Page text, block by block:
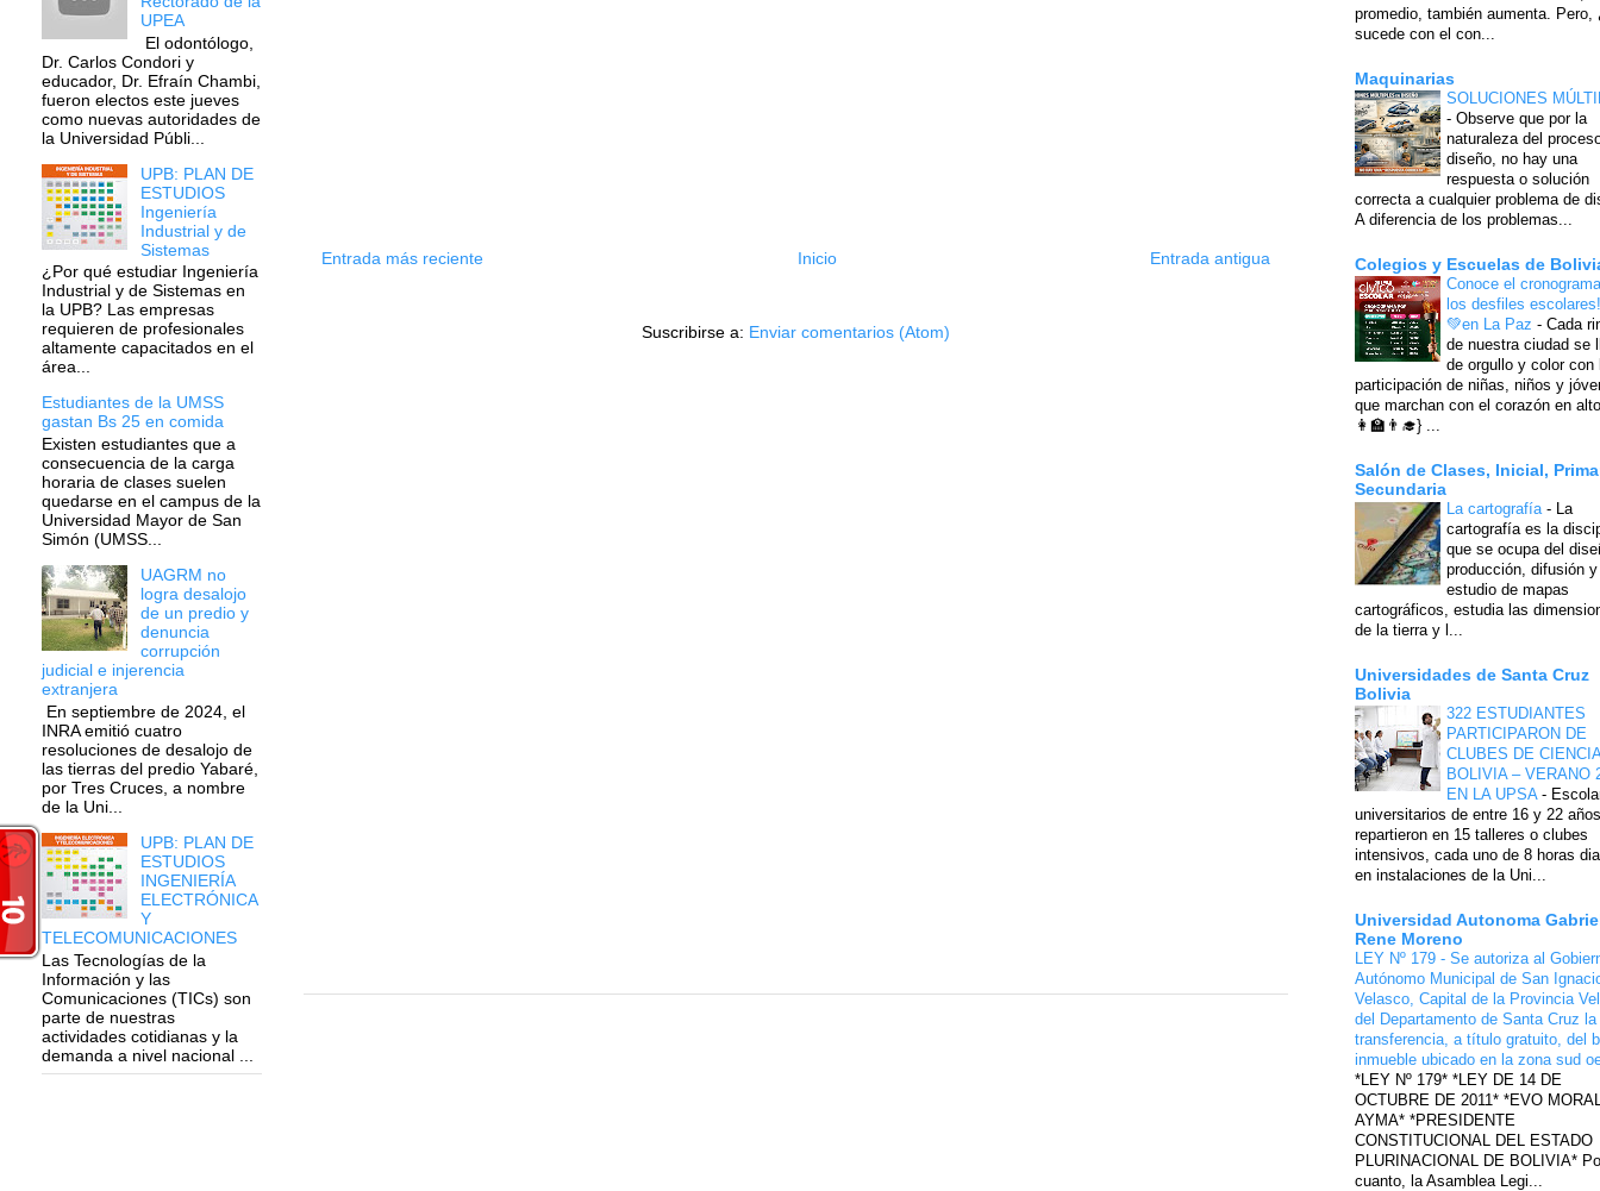
Entrada más reciente Entrada antigua
Inicio
Suscribirse a: Enviar comentarios (Atom)
UPEA
El odontólogo,
Dr. Carlos Condori y
educador, Dr. Efraín Chambi,
fueron electos este jueves
como nuevas autoridades de
la Universidad Públi...
UPB: PLAN DE
ESTUDIOS
Ingeniería
Industrial y de
Sistemas
¿Por qué estudiar Ingeniería
Industrial y de Sistemas en
la UPB? Las empresas
requieren de profesionales
altamente capacitados en el
área...
Estudiantes de la UMSS
gastan Bs 25 en comida
Existen estudiantes que a
consecuencia de la carga
horaria de clases suelen
quedarse en el campus de la
Universidad Mayor de San
Simón (UMSS...
UAGRM no
logra desalojo
de un predio y
denuncia
corrupción
judicial e injerencia
extranjera
En septiembre de 2024, el
INRA emitió cuatro
resoluciones de desalojo de
las tierras del predio Yabaré,
por Tres Cruces, a nombre
de la Uni...
UPB: PLAN DE
ESTUDIOS
INGENIERÍA
ELECTRÓNICA
Y
TELECOMUNICACIONES
Las Tecnologías de la
Información y las
Comunicaciones (TICs) son
parte de nuestras
actividades cotidianas y la
demanda a nivel nacional ...
promedio, también aumenta. Pero,
sucede con el con...
Maquinarias
SOLUCIONES
- Observe que por la
naturaleza del
diseño, no hay una
respuesta o solución
correcta a cualquier problema de
A diferencia de los problemas...
Colegios y Escuelas de
Conoce el
los desfiles
💚en La Paz - Cada
de nuestra ciudad se
de orgullo y color con
participación de niñas, niños y
que marchan con el corazón en
👩‍🏫👨‍🎓} ...
Salón de Clases, Inicial,
Secundaria
La cartografía -
La
cartografía es la
que se ocupa del
producción, difusión y
estudio de mapas
cartográficos, estudia las
de la tierra y l...
Universidades de Santa Cruz
Bolivia
322 ESTUDIANTES
PARTICIPARON DE
CLUBES DE CIENCIA
BOLIVIA – VERANO
EN LA UPSA -
universitarios de entre 16 y 22
repartieron en 15 talleres o clubes
intensivos, cada uno de 8 horas
en instalaciones de la Uni...
Universidad Autonoma
Rene Moreno
LEY Nº 179 - Se autoriza al
Autónomo Municipal de San
Velasco, Capital de la Provincia
del Departamento de Santa Cruz la
transferencia, a título gratuito, del
inmueble ubicado en la zona sud
*LEY Nº 179* *LEY DE 14 DE
OCTUBRE DE 2011* *EVO
AYMA* *PRESIDENTE
CONSTITUCIONAL DEL ESTADO
PLURINACIONAL DE BOLIVIA*
cuanto, la Asamblea Legi...